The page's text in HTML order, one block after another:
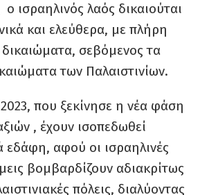
ισραηλινός λαός δικαιούται
και ελεύθερα, με πλήρη
σεβόμενος τα
των Παλαιστινίων.
που ξεκίνησε η νέα φάση
, έχουν ισοπεδωθεί
εδάφη, αφού οι ισραηλινές
βομβαρδίζουν αδιακρίτως
πόλεις, διαλύοντας